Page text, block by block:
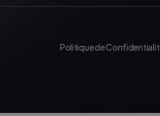
Politique de Confidentialit